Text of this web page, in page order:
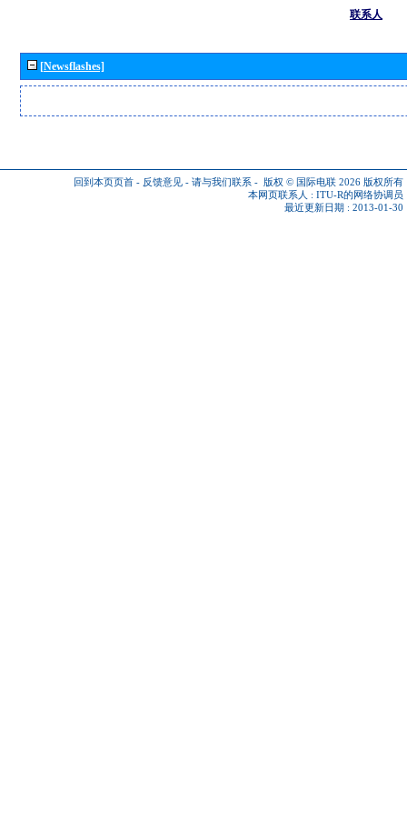
联系人
[Newsflashes]
回到本页页首 - 反馈意见 - 请与我们联系 - 版权 © 国际电联 2026 版权所有
本网页联系人 : ITU-R的网络协调员
最近更新日期 : 2013-01-30